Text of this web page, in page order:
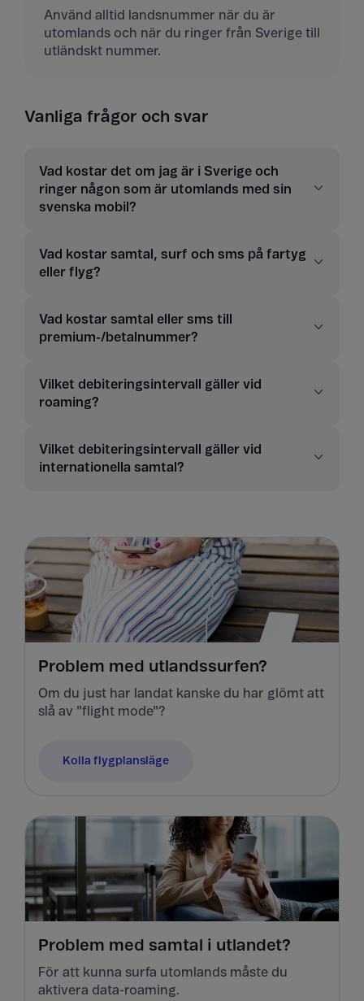
Använd alltid landsnummer när du är
utomlands och när du ringer från Sverige till
utländskt nummer.
Vanliga frågor och svar
Vad kostar det om jag är i Sverige och
ringer någon som är utomlands med sin
svenska mobil?
Vad kostar samtal, surf och sms på fartyg
eller flyg?
Vad kostar samtal eller sms till
premium-/betalnummer?
Vilket debiteringsintervall gäller vid
roaming?
Vilket debiteringsintervall gäller vid
internationella samtal?
Problem med utlandssurfen?
Om du just har landat kanske du har glömt att
slå av "flight mode"?
Kolla flygplansläge
Problem med samtal i utlandet?
För att kunna surfa utomlands måste du
aktivera data-roaming.